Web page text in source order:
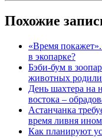
Похожие
«Время
в экопарке?
Бэби-бум в
животных
День шахтера на
востока –
Астанчанка
время ливня
Как планируют